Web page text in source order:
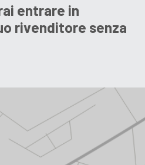
entrare in
rivenditore senza